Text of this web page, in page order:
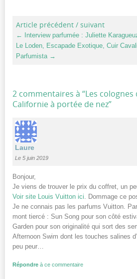
Article précédent / suivant
←
Interview parfumée : Juliette
Le Loden, Escapade Exotique, Cuir
Parfumista →
2 commentaires à “Les
Californie à portée de nez”
Laure
Le 5 juin 2019
Bonjour,
Je viens de trouver le prix du coffret, un
Voir site Louis Vuitton ici . Dommage ce
Je ne connais pas les parfums Vuitton.
mont tiercé : Sun Song pour son côté
Garden pour son originalité qui sort des
Afternoon Swim dont les touches salines
peu peur…
Répondre à ce commentaire